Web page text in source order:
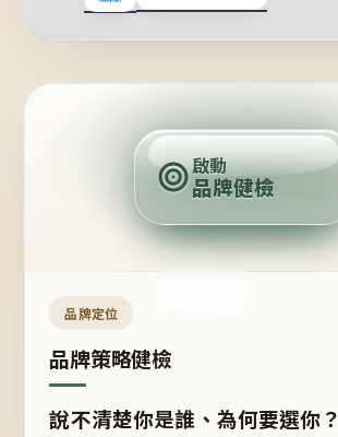
定
位
點
啟動
品牌健檢
品牌定位
品牌策略健檢
說不清楚你是誰、為何要選你？